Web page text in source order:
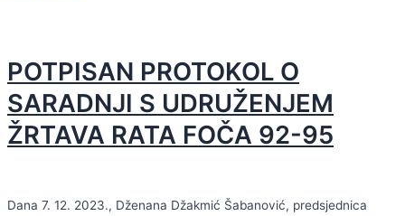
iluzije
do
vizije”
POTPISAN PROTOKOL O
SARADNJI S UDRUŽENJEM
ŽRTAVA RATA FOČA 92-95
Dana 7. 12. 2023., Dženana Džakmić Šabanović, predsjednica